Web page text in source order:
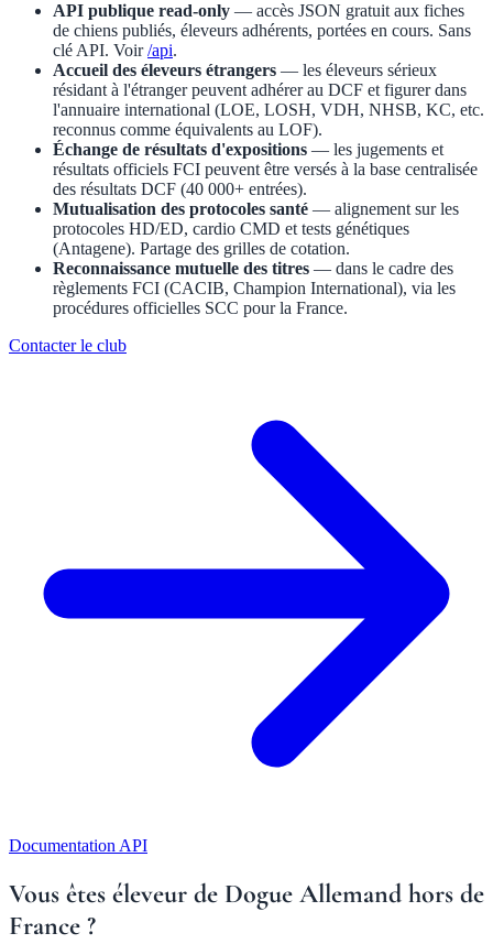
API publique read-only — accès JSON gratuit aux fiches
de chiens publiés, éleveurs adhérents, portées en cours. Sans
clé API. Voir/api.
Accueil des éleveurs étrangers — les éleveurs sérieux
résidant à l'étranger peuvent adhérer au DCF et figurer dans
l'annuaire international (LOE, LOSH, VDH, NHSB, KC, etc.
reconnus comme équivalents au LOF).
Échange de résultats d'expositions — les jugements et
résultats officiels FCI peuvent être versés à la base centralisée
des résultats DCF (40 000+ entrées).
Mutualisation des protocoles santé — alignement sur les
protocoles HD/ED, cardio CMD et tests génétiques
(Antagene). Partage des grilles de cotation.
Reconnaissance mutuelle des titres — dans le cadre des
règlements FCI (CACIB, Champion International), via les
procédures officielles SCC pour la France.
Contacter le club
Documentation API
Vous êtes éleveur de Dogue Allemand hors de
France ?